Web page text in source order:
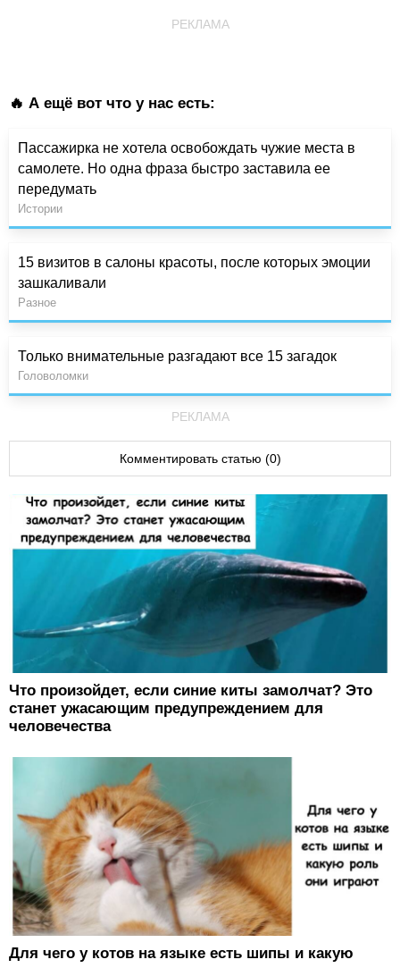
РЕКЛАМА
🔥 А ещё вот что у нас есть:
Пассажирка не хотела освобождать чужие места в
самолете. Но одна фраза быстро заставила ее
передумать
Истории
15 визитов в салоны красоты, после которых эмоции
зашкаливали
Разное
Только внимательные разгадают все 15 загадок
Головоломки
РЕКЛАМА
Комментировать статью (0)
Что произойдет, если синие киты замолчат? Это
станет ужасающим предупреждением для
человечества
Для чего у котов на языке есть шипы и какую